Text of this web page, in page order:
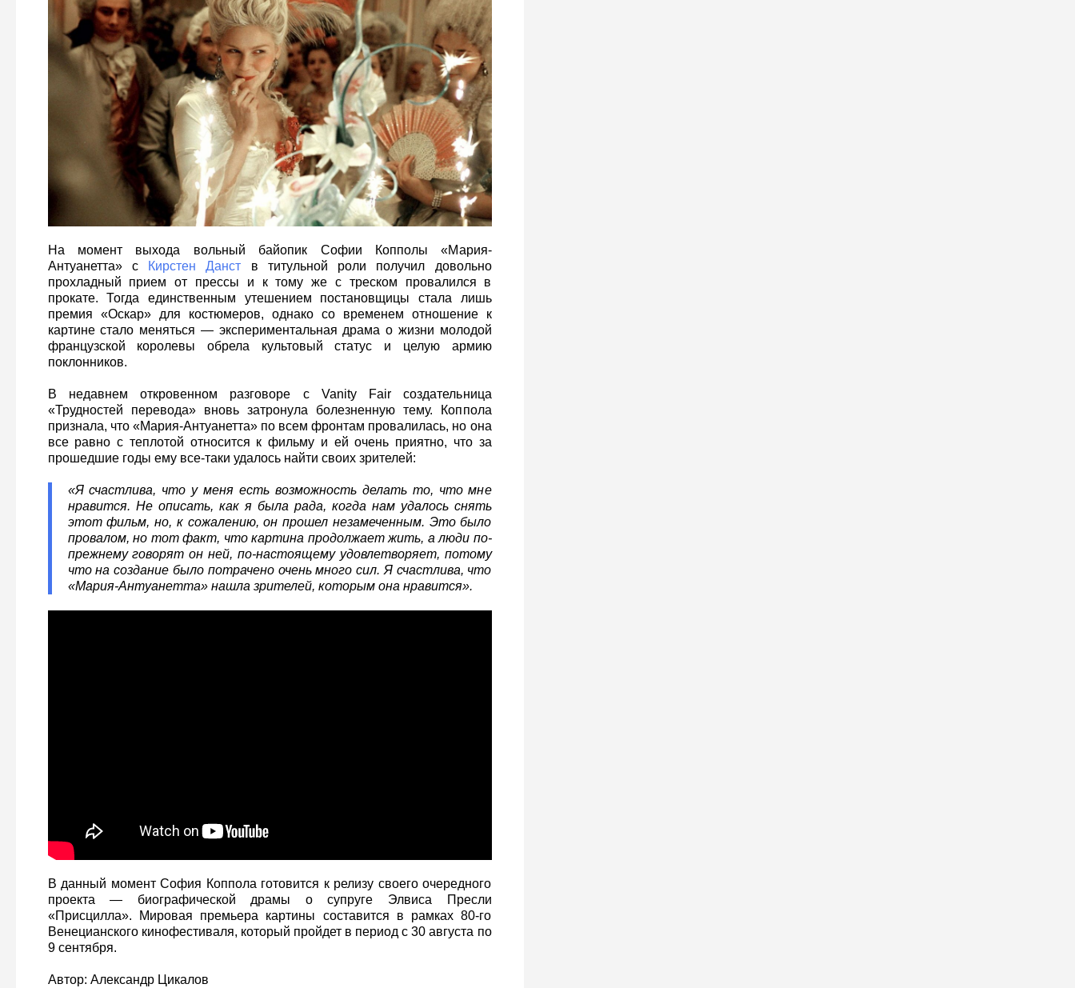
На момент выхода вольный байопик Софии Копполы «Мария-
Антуанетта» с
Кирстен Данст в титульной роли получил довольно
прохладный прием от прессы и к тому же с треском провалился в
прокате. Тогда единственным утешением постановщицы стала лишь
премия «Оскар» для костюмеров, однако со временем отношение к
картине стало меняться — экспериментальная драма о жизни молодой
французской королевы обрела культовый статус и целую армию
поклонников.
В недавнем откровенном разговоре с Vanity Fair создательница
«Трудностей перевода» вновь затронула болезненную тему. Коппола
признала, что «Мария-Антуанетта» по всем фронтам провалилась, но она
все равно с теплотой относится к фильму и ей очень приятно, что за
прошедшие годы ему все-таки удалось найти своих зрителей:
«Я счастлива, что у меня есть возможность делать то, что мне
нравится. Не описать, как я была рада, когда нам удалось снять
этот фильм, но, к сожалению, он прошел незамеченным. Это было
провалом, но тот факт, что картина продолжает жить, а люди по-
прежнему говорят он ней, по-настоящему удовлетворяет, потому
что на создание было потрачено очень много сил. Я счастлива, что
«Мария-Антуанетта» нашла зрителей, которым она нравится».
В данный момент София Коппола готовится к релизу своего очередного
проекта — биографической драмы о супруге Элвиса Пресли
«Присцилла». Мировая премьера картины составится в рамках 80-го
Венецианского кинофестиваля, который пройдет в период с 30 августа по
9 сентября.
Автор: Александр Цикалов